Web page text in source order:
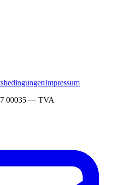
Impressum
00035 — TVA